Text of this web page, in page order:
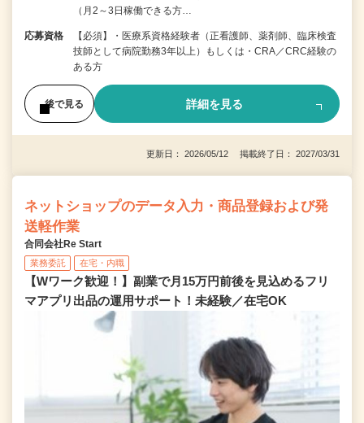
（月2～3日稼働できる方…
応募資格
【必須】・医療系資格経験者（正看護師、薬剤師、臨床検査
技師として病院勤務3年以上）もしくは・CRA／CRC経験の
ある方
後で見る 詳細を見る
更新日： 2026/05/12 掲載終了日： 2027/03/31
ネットショップのデータ入力・商品登録および発
送軽作業
合同会社Re Start
業務委託 在宅・内職
【Wワーク歓迎！】副業で月15万円前後を見込めるフリ
マアプリ出品の運用サポート！未経験／在宅OK